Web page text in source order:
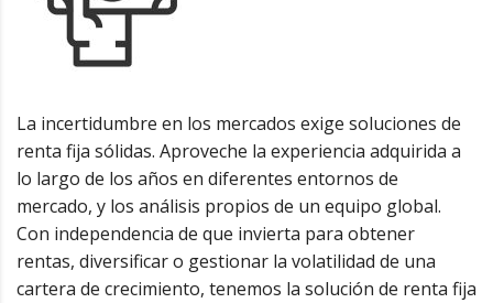
La incertidumbre en los mercados exige soluciones de
renta fija sólidas. Aproveche la experiencia adquirida a
lo largo de los años en diferentes entornos de
mercado, y los análisis propios de un equipo global.
Con independencia de que invierta para obtener
rentas, diversificar o gestionar la volatilidad de una
cartera de crecimiento, tenemos la solución de renta fija